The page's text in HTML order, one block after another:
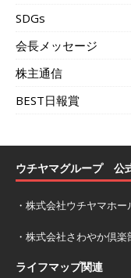
SDGs
会長メッセージ
株主通信
BEST日報賞
ウチヤマグループ 公
・ 株式会社ウチヤマホー
・ 株式会社さわやか倶楽
ライフマップ関連